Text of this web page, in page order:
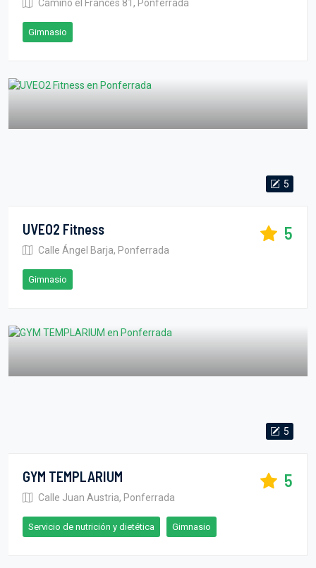
Camino el Francés 81, Ponferrada
Gimnasio
5
UVEO2 Fitness
Calle Ángel Barja, Ponferrada
5
Gimnasio
5
GYM TEMPLARIUM
Calle Juan Austria, Ponferrada
5
Servicio de nutrición y dietética Gimnasio